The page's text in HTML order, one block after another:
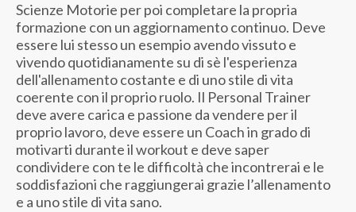
Scienze Motorie per poi completare la propria
formazione con un aggiornamento continuo. Deve
essere lui stesso un esempio avendo vissuto e
vivendo quotidianamente su di sè l'esperienza
dell'allenamento costante e di uno stile di vita
coerente con il proprio ruolo. Il Personal Trainer
deve avere carica e passione da vendere per il
proprio lavoro, deve essere un Coach in grado di
motivarti durante il workout e deve saper
condividere con te le difficoltà che incontrerai e le
soddisfazioni che raggiungerai grazie l’allenamento
e a uno stile di vita sano.